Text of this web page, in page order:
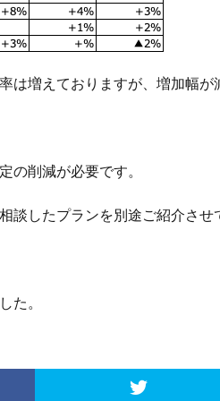
増えておりますが、増加幅が
の削減が必要です。
談したプランを別途ご紹介させ
た。